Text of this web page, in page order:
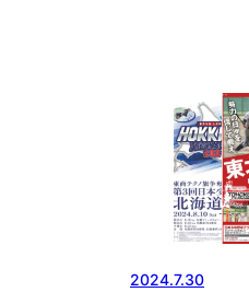
2024.7.30